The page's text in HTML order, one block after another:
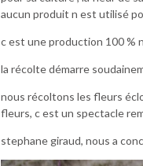
aucun produit n est utilisé
c est une production 100 %
la récolte démarre
nous récoltons les fleurs
fleurs, c est un spectacle
stephane giraud, nous a